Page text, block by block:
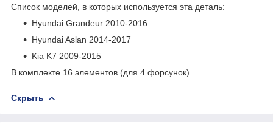
Список моделей, в которых используется эта деталь:
Hyundai Grandeur 2010-2016
Hyundai Aslan 2014-2017
Kia K7 2009-2015
В комплекте 16 элементов (для 4 форсунок)
Скрыть